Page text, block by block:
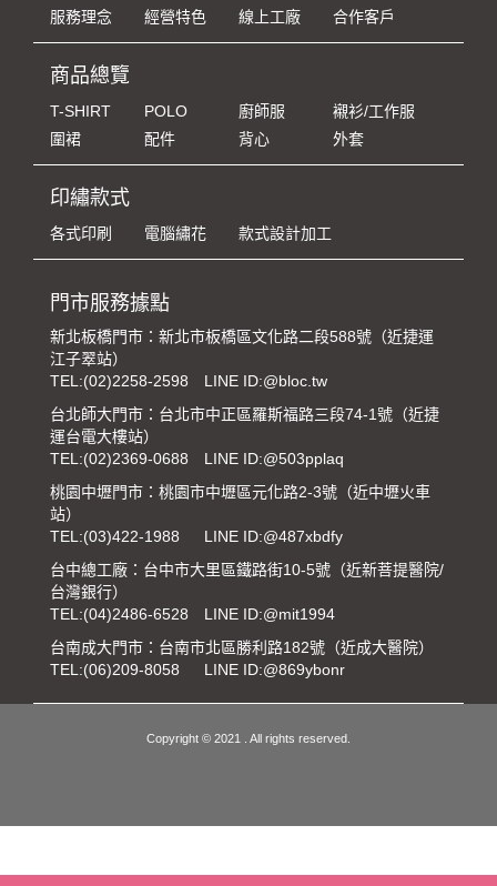
服務理念 經營特色 線上工廠 合作客戶
商品總覽
T-SHIRT POLO 廚師服
襯衫/工作服
圍裙
配件 背心 外套
印繡款式
各式印刷 電腦繡花 款式設計加工
門市服務據點
新北板橋門市：新北市板橋區文化路二段588號（近捷運
江子翠站）
TEL:(02)2258-2598
LINE ID:@bloc.tw
台北師大門市：台北市中正區羅斯福路三段74-1號（近捷
運台電大樓站）
TEL:(02)2369-0688
LINE ID:@503pplaq
桃園中壢門市：桃園市中壢區元化路2-3號（近中壢火車
站）
TEL:(03)422-1988
LINE ID:@487xbdfy
台中總工廠：台中市大里區鐵路街10-5號（近新菩提醫院/
台灣銀行）
TEL:(04)2486-6528
LINE ID:@mit1994
台南成大門市：台南市北區勝利路182號（近成大醫院）
TEL:(06)209-8058 LINE ID:@869ybonr
Copyright © 2021 . All rights reserved.